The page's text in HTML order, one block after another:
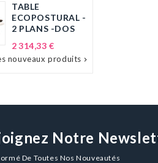
TABLE
ECOPOSTURAL -
2 PLANS -DOS
2 314,33 €Prix
nouveaux produits 
Notre
De Toutes Nos Nouveautés